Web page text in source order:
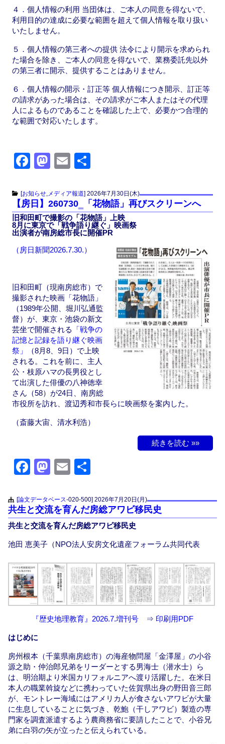
４．個人情報の利用 当団体は、ご本人の同意を得ないで、
利用目的の達成に必要な範囲を超えて個人情報を取り扱い
いたしません。
５．個人情報の第三者への提供 法令により開示を求められ
た場合を除き、ご本人の同意を得ないで、業務委託先以外
の第三者に開示、提供することはありません。
６．個人情報の開示・訂正等 個人情報につき開示、訂正等
の請求があった場合は、その請求がご本人またはその代理
人によるものであることを確認した上で、必要かつ合理的
な範囲で対応いたします。
F
c
e
b
o
o
M
st
o
d
o
n
E
ail
[お知らせ, メディア報道] 2026年7月30日(木)
【房日】260730‗「花物語」再びスクリーンへ
旧和田町で撮影の「花物語」上映
8月に東京で「戦争語り継ぐ」映画祭
出演者が南房総市長に開催PR
（房日新聞2026.7.30.）
旧和田町（現南房総市）で
撮影された映画「花物語」
（1989年公開、堀川弘通監
督）が、東京・池袋の新文
芸坐で開催される
「戦争の
記憶と記録を語り継ぐ映画
祭」
（8月8、9日）で上映
される。これを前に、主人
公・枝原ハマの長男役とし
て出演した俳優の八神徳幸
さん（58）が24日、南房総
市役所を訪れ、渡辺秀和市長らに映画祭を案内した。
（斎藤大宙、清水利浩）
続きを読む »»
F
c
e
b
o
o
k
M
st
o
d
o
n
E
ail
[論文データベース-020-500] 2026年7月20日(月)
共生と交流を育んだ房総アワビ移民史
共生と交流を育んだ房総アワビ移民史
池田 恵美子（NPO法人安房文化遺産フォーラム共同代表
『歴史地理教育』2026.7.増刊号 ⇒ 印刷用PDF
はじめに
房州根本（千葉県南房総市）の海産物問屋「金澤屋」の小谷
源之助・仲治郎兄弟をリーダーとする男海士（潜水士）ら
は、明治期より米国カリフォルニアへ渡り活躍した。在米日
本人の職業斡旋などに携わっていた佐賀県出身の野田音三郎
が、モントレー海域にはアメリカ人が食さないアワビが大量
に生息していることに気づき、乾鮑（干しアワビ）製造の専
門家を調査派遣するよう農商務省に要請したことで、小谷兄
弟に白羽の矢が立ったと伝えられている。